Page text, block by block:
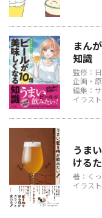
まん
知識
監修：
企画・
編集：
イラス
うま
ける
著：く
イラス